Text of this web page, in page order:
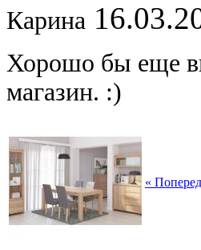
Карина
Хорошо бы еще
магазин. :)
«